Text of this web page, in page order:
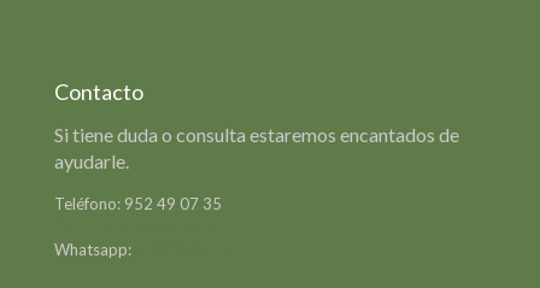
Contacto
Si tiene duda o consulta estaremos encantados de
ayudarle.
Teléfono: 952 49 07 35
Whatsapp: